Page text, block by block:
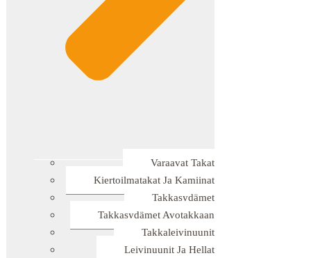
Varaavat Takat
Kiertoilmatakat Ja Kamiinat
Takkasydämet
Takkasydämet Avotakkaan
Takkaleivinuunit
Leivinuunit Ja Hellat